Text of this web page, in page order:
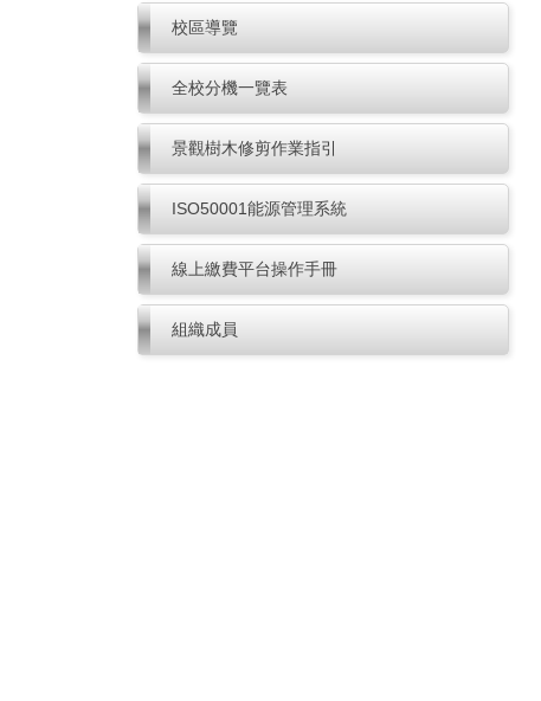
校區導覽
全校分機一覽表
景觀樹木修剪作業指引
ISO50001能源管理系統
線上繳費平台操作手冊
組織成員